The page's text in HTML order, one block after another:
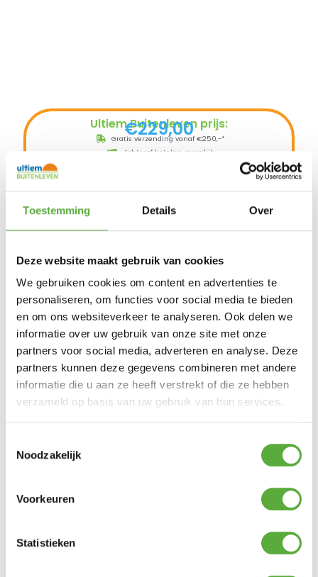
Toestemming Details Over
Deze website maakt gebruik van cookies
We gebruiken cookies om content en advertenties te
personaliseren, om functies voor social media te bieden
en om ons websiteverkeer te analyseren. Ook delen we
informatie over uw gebruik van onze site met onze
partners voor social media, adverteren en analyse. Deze
partners kunnen deze gegevens combineren met andere
informatie die u aan ze heeft verstrekt of die ze hebben
verzameld op basis van uw gebruik van hun services.
Noodzakelijk
Voorkeuren
Statistieken
Ultiem Buitenleven prijs:
€229,00
Gratis verzending vanaf €250,-*
Achteraf betalen mogelijk
2 op voorraad
Met de nieuwe Cobb Premier Air kunt u
tijdens hetkoken de temperatuur
regelen.Door de gaten van de
luchtregulatie grotendeels te sluiten kunt
u bij gebruik van een Cobble Stone de
temperatuur laten dalen.
Naast de luchtregulatie heeft de Cobb
Premier Air enkele aantrekkelijke nieuwe
eigenschappen voor nog meer plezier in het
gebruik zoals;
schoonmaakgemak
– Het brikettenmandje is steviger uitgevoerd